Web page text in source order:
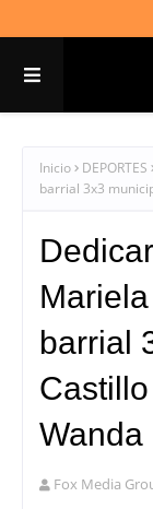
Inicio DEPORTES
barrial 3x3
barrial
Wanda
Fox Media